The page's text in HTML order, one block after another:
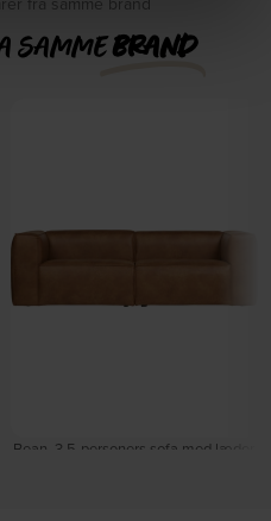
SAMMEBRAND
Bean, 3,5-personers sofa med læder,